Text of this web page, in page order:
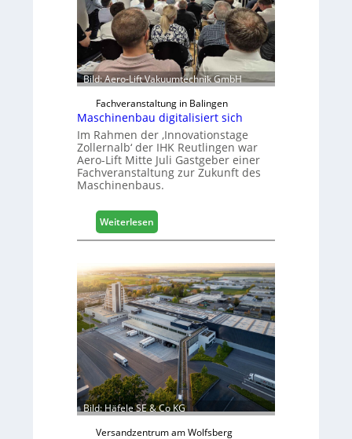
Bild: Aero-Lift Vakuumtechnik GmbH
Fachveranstaltung in Balingen
Maschinenbau digitalisiert sich
Im Rahmen der ‚Innovationstage
Zollernalb‘ der IHK Reutlingen war
Aero-Lift Mitte Juli Gastgeber einer
Fachveranstaltung zur Zukunft des
Maschinenbaus.
Weiterlesen
M
s
c
h
i
n
e
n
a
u
d
i
Bild: Häfele SE & Co KG
Versandzentrum am Wolfsberg